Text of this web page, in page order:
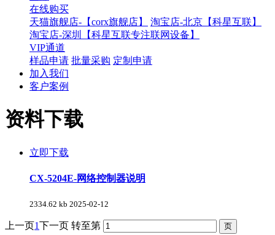
在线购买
天猫旗舰店-【corx旗舰店】
淘宝店-北京【科星互联】
淘宝店-深圳【科星互联专注联网设备】
VIP通道
样品申请 批量采购 定制申请
加入我们
客户案例
资料下载
立即下载
CX-5204E-网络控制器说明
2334.62 kb 2025-02-12
上一页1下一页 转至第